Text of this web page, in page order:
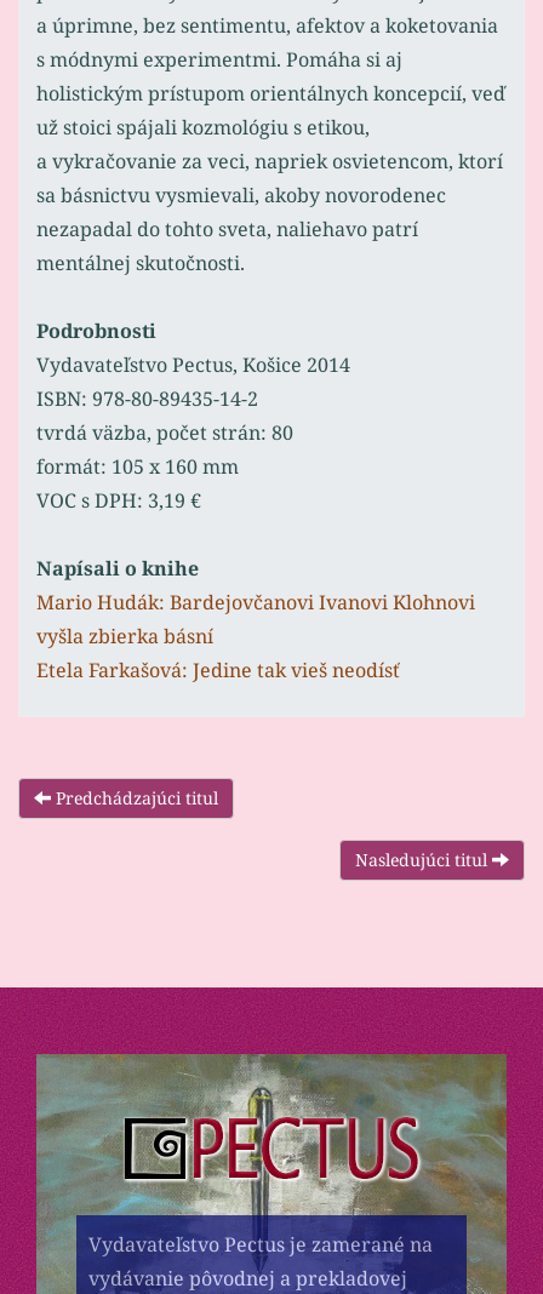
a úprimne, bez sentimentu, afektov a koketovania
s módnymi experimentmi. Pomáha si aj
holistickým prístupom orientálnych koncepcií, veď
už stoici spájali kozmológiu s etikou,
a vykračovanie za veci, napriek osvietencom, ktorí
sa básnictvu vysmievali, akoby novorodenec
nezapadal do tohto sveta, naliehavo patrí
mentálnej skutočnosti.
Podrobnosti
Vydavateľstvo Pectus, Košice 2014
ISBN: 978-80-89435-14-2
tvrdá väzba, počet strán: 80
formát: 105 x 160 mm
VOC s DPH: 3,19 €
Napísali o knihe
Mario Hudák: Bardejovčanovi Ivanovi Klohnovi
vyšla zbierka básní
Etela Farkašová: Jedine tak vieš neodísť
Predchádzajúci titul
Nasledujúci titul
Vydavateľstvo Pectus je zamerané na
vydávanie pôvodnej a prekladovej